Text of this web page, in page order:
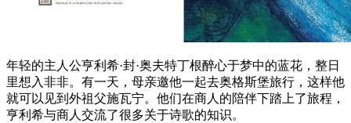
年轻的主人公亨利希·封·奥夫特丁根醉心于梦中的蓝花，整日
里想入非非。有一天，母亲邀他一起去奥格斯堡旅行，这样他
就可以见到外祖父施瓦宁。他们在商人的陪伴下踏上了旅程，
亨利希与商人交流了很多关于诗歌的知识。